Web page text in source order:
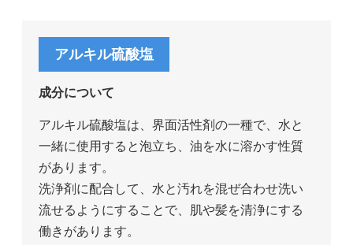
アルキル硫酸塩
成分について
アルキル硫酸塩は、界面活性剤の一種で、水と
一緒に使用すると泡立ち、油を水に溶かす性質
があります。
洗浄剤に配合して、水と汚れを混ぜ合わせ洗い
流せるようにすることで、肌や髪を清浄にする
働きがあります。